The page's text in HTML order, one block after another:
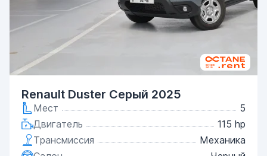
Renault Duster Серый 2025
Мест
5
Двигатель
115 hp
Трансмиссия
Механика